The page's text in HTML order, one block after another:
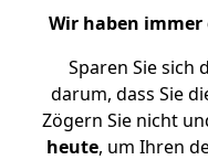
Wir haben immer
Sparen Sie sich
darum, dass Sie
Zögern Sie nicht
heute, um Ihren